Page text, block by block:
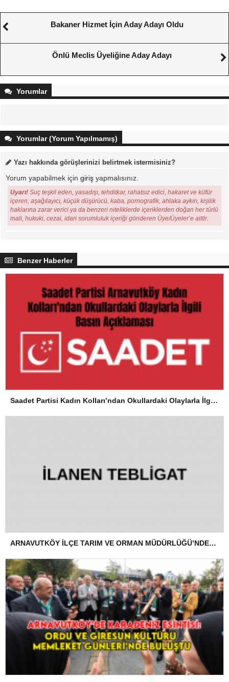
Bakaner Hizmet İçin Aday Adayı Oldu
Önlü Meclis Üyeliğine Aday Adayı
Yorumlar
Yorumlar (Yorum Yapılmamış)
Yazı hakkında görüşlerinizi belirtmek istermisiniz?
Yorum yapabilmek için giriş yapmalısınız.
Uyarı! Suç teşkil eden, yasadışı, tehditkar, rahatsız edici, hakaret ve küfür
içeren, aşağılayıcı, küçük düşürücü, kaba, pornografik, ahlaka aykırı, kişilik
haklarına zarar verici ya da benzeri niteliklerde içeriklerden doğan her türlü
mali, hukuki, cezai, idari sorumluluk içeriği gönderen Üye/Üyeler’e aittir.
Benzer Haberler
Saadet Partisi Kadın Kolları’ndan Okullardaki Olaylarla İlgili Basın Açıklaması
ARNAVUTKÖY İLÇE TARIM VE ORMAN MÜDÜRLÜĞÜ’NDEN İLANEN TEBLİGAT